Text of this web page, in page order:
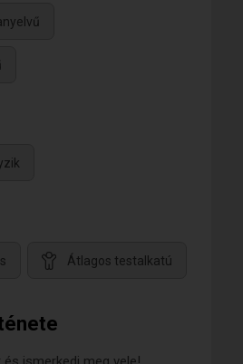
Átlagos testalkatú